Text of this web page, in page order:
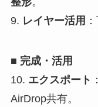
9. レイヤー活用
■ 完成・活用
10. エクスポート
AirDrop共有。